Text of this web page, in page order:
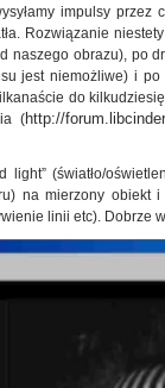
impulsy przez
Rozwiązanie
naszego obrazu), po
jest niemożliwe) i po
do
(http://
light” (światło/
na mierzony obiekt
linii etc). Dobrze